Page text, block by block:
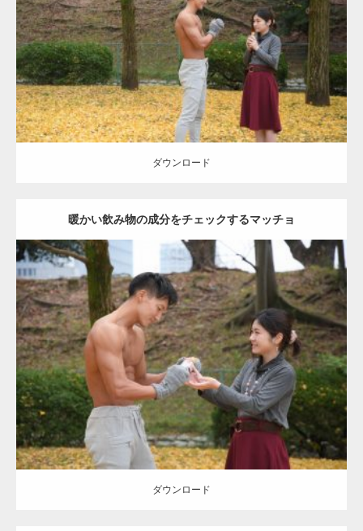
Category:公園のマッチョ その他 AKIHITO(細マッチョ) 上腕三頭筋
肩
ダウンロード
ダウンロード
暖かい飲み物の成分をチェックするマッチョ
Update:2021.07.8
Category:公園のマッチョ その他 AKIHITO(細マッチョ) 上腕三頭筋
肩
ダウンロード
ダウンロード